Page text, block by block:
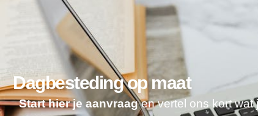
Dagbesteding op maat
Start hier je aanvraagen vertel ons kort wat